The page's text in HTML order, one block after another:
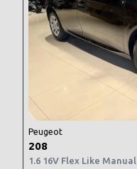
Peugeot
208
1.6 16V Flex Like Manual